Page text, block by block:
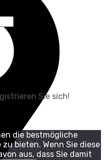
Sie sich!
die bestmögliche
bieten. Wenn Sie diese
aus, dass Sie damit